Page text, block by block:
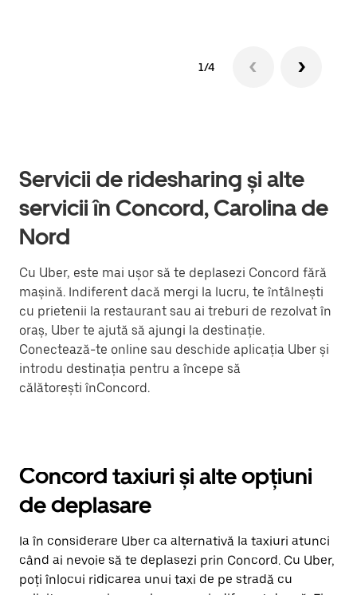
1/4
Servicii de ridesharing și alte
servicii în Concord, Carolina de
Nord
Cu Uber, este mai ușor să te deplasezi Concord fără
mașină. Indiferent dacă mergi la lucru, te întâlnești
cu prietenii la restaurant sau ai treburi de rezolvat în
oraș, Uber te ajută să ajungi la destinație.
Conectează-te online sau deschide aplicația Uber și
introdu destinația pentru a începe să
călătorești înConcord.
Concord taxiuri și alte opțiuni
de deplasare
Ia în considerare Uber ca alternativă la taxiuri atunci
când ai nevoie să te deplasezi prin Concord. Cu Uber,
poți înlocui ridicarea unui taxi de pe stradă cu